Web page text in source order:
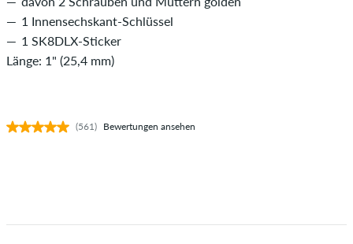
1 Innensechskant-Schlüssel
1 SK8DLX-Sticker
Länge: 1" (25,4 mm)
(561) Bewertungen ansehen